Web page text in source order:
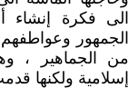
الى فكرة
الجمهور
من الجماهير ،
إسلامية ولكنها